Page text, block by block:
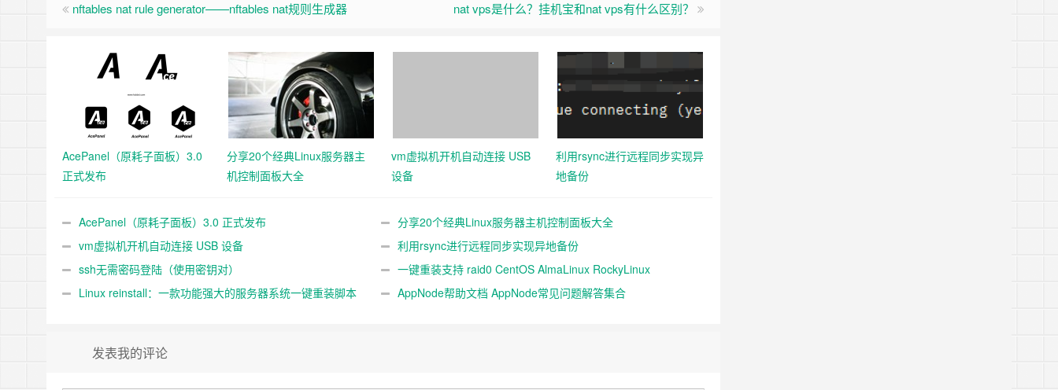
nftables nat rule generator——nftables nat规则生成器 nat vps是什么？挂机宝和nat vps有什么区别？
AcePanel（原耗子面板）3.0
正式发布
分享20个经典Linux服务器主
机控制面板大全
vm虚拟机开机自动连接 USB
设备
利用rsync进行远程同步实现异
地备份
AcePanel（原耗子面板）3.0 正式发布
分享20个经典Linux服务器主机控制面板大全
vm虚拟机开机自动连接 USB 设备
利用rsync进行远程同步实现异地备份
ssh无需密码登陆（使用密钥对）
一键重装支持 raid0 CentOS AlmaLinux RockyLinux
Fedora，不同系统互装
Linux reinstall：一款功能强大的服务器系统一键重装脚本 AppNode帮助文档 AppNode常见问题解答集合
发表我的评论